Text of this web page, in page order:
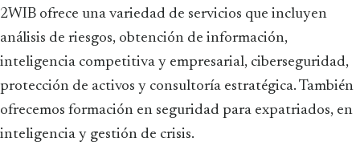
2WIB ofrece una variedad de servicios que incluyen
análisis de riesgos, obtención de información,
inteligencia competitiva y empresarial, ciberseguridad,
protección de activos y consultoría estratégica. También
ofrecemos formación en seguridad para expatriados, en
inteligencia y gestión de crisis.